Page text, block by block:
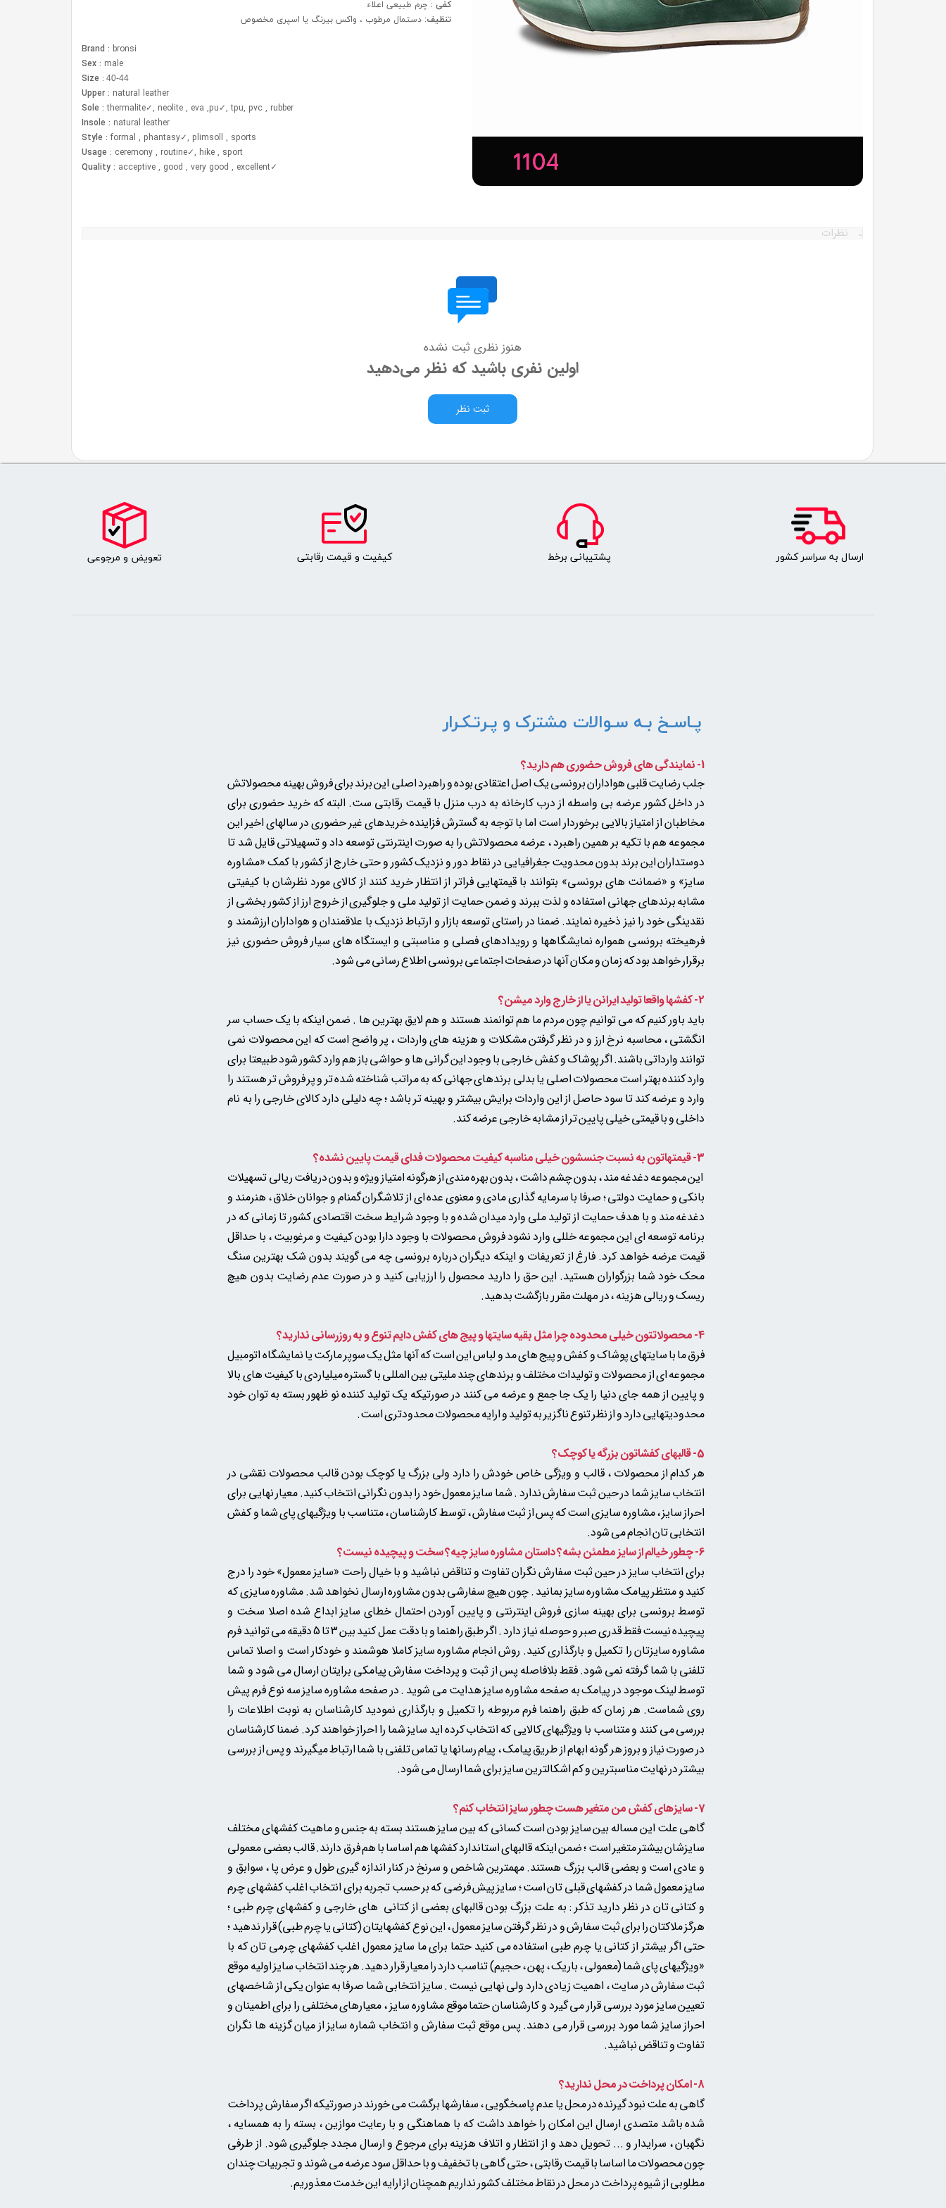
کفی : چرم طبیعی اعلاء
تنظیف:دستمال مرطوب ، واکس بیرنگ یا اسپری مخصوص
Brand : bronsi
Sex : male
Size : 40-44
Upper : natural leather
Sole :thermalite✓, neolite , eva ,pu✓, tpu, pvc , rubber
Insole : natural leather
Style : formal , phantasy✓, plimsoll , sports
Usage : ceremony , routine✓, hike , sport
✓
Quality : acceptive , good , very good , excellent
نظرات
هنوز نظری ثبت نشده
اولین نفری باشید که نظر می‌دهید
ثبت نظر
​ارسال به سراسر کشور پشتیبانی برخط کیفیت و قیمت رقابتی ​​​تعویض و مرجوعی
پـاسـخ بـه سـوالات مشترک و پـرتـکـرار
1- نمایندگی های فروش حضوری هم دارید؟
جلب رضایت قلبی هواداران برونسی یک اصل اعتقادی بوده و راهبرد اصلی این برند برای فروش بهینه محصولاتش
در داخل کشور عرضه بی واسطه از درب کارخانه به درب منزل با قیمت رقابتی ست. البته که خرید حضوری برای
مخاطبان از امتیاز بالایی برخوردار است اما با توجه به گسترش فزاینده خریدهای غیر حضوری در سالهای اخیر این
مجموعه هم با تکیه بر همین راهبرد ، عرضه محصولاتش را به صورت اینترنتی توسعه داد و تسهیلاتی قایل شد تا
دوستداران این برند بدون محدویت جغرافیایی در نقاط دور و نزدیک کشور و حتی خارج از کشور با کمک «مشاوره
سایز» و «ضمانت های برونسی» بتوانند با قیمتهایی فراتر از انتظار خرید کنند از کالای مورد نظرشان با کیفیتی
مشابه برندهای جهانی استفاده و لذت ببرند و ضمن حمایت از تولید ملی و جلوگیری از خروج ارز از کشور بخشی از
نقدینگی خود را نیز ذخیره نمایند. ضمنا در راستای توسعه بازار و ارتباط نزدیک با علاقمندان و هواداران ارزشمند و
فرهیخته برونسی همواره نمایشگاهها و رویدادهای فصلی و مناسبتی و ایستگاه های سیار فروش حضوری نیز
برقرار خواهد بود که زمان و مکان آنها در صفحات اجتماعی برونسی اطلاع رسانی می شود.
2- کفشها واقعا تولید ایرانن یا از خارج وارد میشن؟
باید باور کنیم که می توانیم چون مردم ما هم توانمند هستند و هم لایق بهترین ها . ضمن اینکه با یک حساب سر
انگشتی ، محاسبه نرخ ارز و در نظر گرفتن مشکلات و هزینه های واردات ، پر واضح است که این محصولات نمی
توانند وارداتی باشند. اگر پوشاک و کفش خارجی با وجود این گرانی ها و حواشی باز هم وارد کشور شود طبیعتا برای
وارد کننده بهتر است محصولات اصلی یا بدلی برندهای جهانی که به مراتب شناخته شده تر و پر فروش تر هستند را
وارد و عرضه کندتا سود حاصل از این واردات برایش بیشتر و بهینه تر باشد ؛ چه دلیلی دارد کالای خارجی را به نام
داخلی و با قیمتی خیلی پایین تر از مشابه خارجی عرضه کند.
3- قیمتهاتون به نسبت جنسشون خیلی مناسبه
کیفیت محصولات فدای قیمت پایین نشده؟
این مجموعه دغدغه مند ، بدون چشم داشت ، بدون بهره مندی از هرگونه امتیاز ویژه و بدون دریافت ریالی تسهیلات
بانکی و حمایت دولتی ؛ صرفا با سرمایه گذاری مادی و معنوی عده ای از تلاشگران گمنام و جوانان خلاق ، هنرمند و
دغدغه مند و با هدف حمایت از تولید ملی وارد میدان شده و با وجود شرایط سخت اقتصادی کشور تا زمانی که در
برنامه توسعه ای این مجموعه خللی وارد نشود فروش محصولات با وجود دارا بودن کیفیت و مرغوبیت ، با حداقل
قیمت عرضه خواهد کرد. فارغ از تعریفات و اینکه دیگران درباره برونسی چه می گویند بدون شک بهترین سنگ
محک خود شما بزرگواران هستید. این حق را دارید محصول را ارزیابی کنید و در صورت عدم رضایت بدون هیچ
ریسک و ریالی هزینه، در مهلت مقرر بازگشت بدهید.
4- محصولاتتون خیلی محدوده چرا مثل بقیه سایتها و پیج های کفش دایم تنوع و به روزرسانی ندارید؟
فرق ما با سایتهای پوشاک و کفش و پیج های مد و لباس این است که آنها مثل یک سوپر مارکت یا نمایشگاه اتومبیل
مجموعه ای از محصولات و تولیدات مختلف و برندهای چند ملیتی بین المللی با گستره میلیاردی با کیفیت های بالا
و پایین از همه جای دنیا را یک جا جمع و عرضه می کنند در صورتیکه یک تولید کننده نو ظهور بسته به توان خود
محدودیتهایی دارد و از نظر تنوع ناگزیر به تولید و ارایه محصولات محدودتری است.
5- قالبهای کفشاتون بزرگه یا کوچک؟
هر کدام از محصولات ، قالب و ویژگی خاص خودش را دارد ولی بزرگ یا کوچک بودن قالب محصولات نقشی در
انتخاب سایز شما در حین ثبت سفارش ندارد . شما سایز معمول خود را بدون نگرانی انتخاب کنید. معیار نهایی برای
احراز سایز ، مشاوره سایزی است که پس از ثبت سفارش ، توسط کارشناسان ، متناسب با ویژگیهای پای شما و کفش
انتخابی تان انجام می شود.​​​​​​​
6- چطور خیالم از سایز مطمئن بشه؟ داستان مشاوره سایز چیه؟ سخت و پیچیده نیست؟
برای انتخاب سایز در حین ثبت سفارش نگران تفاوت و تناقض نباشید و با خیال راحت «سایز معمول» خود را درج
کنید و منتظر پیامک مشاوره سایز بمانید . چونهیچ سفارشی بدون مشاوره ارسال نخواهد شد.مشاوره سایزی که
توسط برونسی برای بهینه سازی فروش اینترنتی و پایین آوردن احتمال خطای سایز ابداع شده اصلا سخت و
پیچیده نیست فقط قدری صبر و حوصله نیاز دارد . اگر طبق راهنما و با دقت عمل کنید بین 3 تا 5 دقیقه می توانید فرم
مشاوره سایزتان را تکمیل و بارگذاری کنید. روش انجام مشاوره سایز کاملا هوشمند و خودکار است و اصلا تماس
تلفنی با شما گرفته نمی شود. فقط بلافاصله پس از ثبت و پرداخت سفارش پیامکی برایتان ارسال می شود و شما
توسط لینک موجود در پیامک به صفحه مشاوره سایز هدایت می شوید . در صفحه مشاوره سایز سه نوع فرم پیش
روی شماست. هر زمان که طبق راهنما فرم مربوطه را تکمیل و بارگذاری نمودید کارشناسان به نوبت اطلاعات را
بررسی می کنند و متناسب با ویژگیهای کالایی که انتخاب کرده اید سایز شما را احراز خواهند کرد. ضمنا کارشناسان
در صورت نیاز و بروز هر گونه ابهام از طریق پیامک ، پیام رسانها یا تماس تلفنی با شما ارتباط میگیرند و پس از بررسی
بیشتر در نهایت مناسبترین و کم اشکالترین سایز برای شما ارسال می شود.
7- سایزهای کفش من متغیر هست چطور سایز انتخاب کنم؟
گاهی علت این مساله بین سایز بودن است کسانی که بین سایز هستند بسته به جنس و ماهیت کفشهای مختلف
سایزشان بیشتر متغیر است ؛ ضمن اینکه قالبهای استاندارد کفشها هم اساسا با هم فرق دارند. قالب بعضی معمولی
و عادی است و بعضی قالب بزرگ هستند. مهمترین شاخص و سرنخ در کنار اندازه گیری طول و عرض پا ، سوابق و
سایز معمول شما در کفشهای قبلی تان است ؛ سایز پیش فرضی که بر حسب تجربه برای انتخاب اغلب کفشهای چرم
و کتانی تان در نظر دارید تذکر : به علت بزرگ بودن قالبهای بعضی از کتانی های خارجی و کفشهای چرم طبی ؛
هرگز ملاکتان را برای ثبت سفارش و در نظر گرفتن سایز معمول ، این نوع کفشهایتان (کتانی یا چرم طبی) قرار ندهید ؛
حتی اگر بیشتر از کتانی یا چرم طبی استفاده می کنید حتما برای ما سایز معمول اغلب کفشهای چرمی تانکه با
«ویژگیهای پای شما (معمولی ، باریک ، پهن ، حجیم) تناسب دارد را معیار قرار دهید. هر چند انتخاب سایز اولیه موقع
ثبت سفارش در سایت ، اهمیت زیادی دارد ولی نهایی نیست . سایز انتخابی شما صرفا به عنوان یکی از شاخصهای
تعیین سایز مورد بررسی قرار می گیرد و کارشناسان حتما موقع مشاوره سایز ، معیارهای مختلفی را برای اطمینان و
احراز سایز شما مورد بررسی قرار می دهند. پس موقع ثبت سفارش و انتخاب شماره سایز از میان گزینه ها نگران
تفاوت و تناقض نباشید.
8- امکان پرداخت در محل ندارید؟
گاهی به علت نبود گیرنده در محل یا عدم پاسخگویی ، سفارشها برگشت می خورند در صورتیکه اگر سفارش پرداخت
شده باشد متصدی ارسال این امکان را خواهد داشت که با هماهنگی و با رعایت موازین ، بسته را به همسایه ،
نگهبان ، سرایدار و ... تحویل دهد و از انتظار و اتلاف هزینه برای مرجوع و ارسال مجدد جلوگیری شود. از طرفی
چون محصولات ما اساسا با قیمت رقابتی ، حتی گاهی با تخفیف و با حداقل سود عرضه می شوند و تجربیات چندان
مطلوبی از شیوه پرداخت در محل در نقاط مختلف کشور نداریم همچنان از ارایه این خدمت معذوریم.